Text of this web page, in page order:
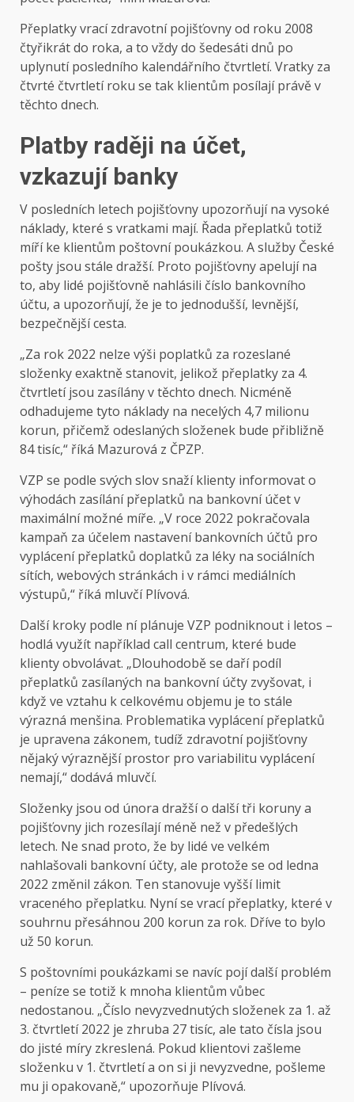
Přeplatky vrací zdravotní pojišťovny od roku 2008
čtyřikrát do roka, a to vždy do šedesáti dnů po
uplynutí posledního kalendářního čtvrtletí. Vratky za
čtvrté čtvrtletí roku se tak klientům posílají právě v
těchto dnech.
Platby raději na účet,
vzkazují banky
V posledních letech pojišťovny upozorňují na vysoké
náklady, které s vratkami mají. Řada přeplatků totiž
míří ke klientům poštovní poukázkou. A služby České
pošty jsou stále dražší. Proto pojišťovny apelují na
to, aby lidé pojišťovně nahlásili číslo bankovního
účtu, a upozorňují, že je to jednodušší, levnější,
bezpečnější cesta.
„Za rok 2022 nelze výši poplatků za rozeslané
složenky exaktně stanovit, jelikož přeplatky za 4.
čtvrtletí jsou zasílány v těchto dnech. Nicméně
odhadujeme tyto náklady na necelých 4,7 milionu
korun, přičemž odeslaných složenek bude přibližně
84 tisíc,“ říká Mazurová z ČPZP.
VZP se podle svých slov snaží klienty informovat o
výhodách zasílání přeplatků na bankovní účet v
maximální možné míře. „V roce 2022 pokračovala
kampaň za účelem nastavení bankovních účtů pro
vyplácení přeplatků doplatků za léky na sociálních
sítích, webových stránkách i v rámci mediálních
výstupů,“ říká mluvčí Plívová.
Další kroky podle ní plánuje VZP podniknout i letos –
hodlá využít například call centrum, které bude
klienty obvolávat. „Dlouhodobě se daří podíl
přeplatků zasílaných na bankovní účty zvyšovat, i
když ve vztahu k celkovému objemu je to stále
výrazná menšina. Problematika vyplácení přeplatků
je upravena zákonem, tudíž zdravotní pojišťovny
nějaký výraznější prostor pro variabilitu vyplácení
nemají,“ dodává mluvčí.
Složenky jsou od února dražší o další tři koruny a
pojišťovny jich rozesílají méně než v předešlých
letech. Ne snad proto, že by lidé ve velkém
nahlašovali bankovní účty, ale protože se od ledna
2022 změnil zákon. Ten stanovuje vyšší limit
vraceného přeplatku. Nyní se vrací přeplatky, které v
souhrnu přesáhnou 200 korun za rok. Dříve to bylo
už 50 korun.
S poštovními poukázkami se navíc pojí další problém
– peníze se totiž k mnoha klientům vůbec
nedostanou. „Číslo nevyzvednutých složenek za 1. až
3. čtvrtletí 2022 je zhruba 27 tisíc, ale tato čísla jsou
do jisté míry zkreslená. Pokud klientovi zašleme
složenku v 1. čtvrtletí a on si ji nevyzvedne, pošleme
mu ji opakovaně,“ upozorňuje Plívová.